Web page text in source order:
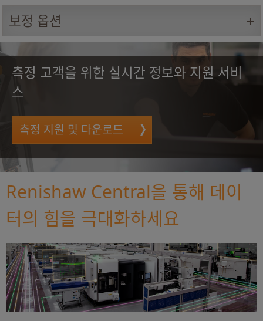
보정 옵션
측정 고객을 위한 실시간 정보와 지원 서비
스
측정 지원 및 다운로드
Renishaw Central을 통해 데이
터의 힘을 극대화하세요